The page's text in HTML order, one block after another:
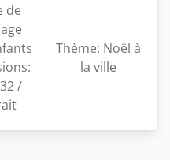
de
/
Thème: Noël à
la ville